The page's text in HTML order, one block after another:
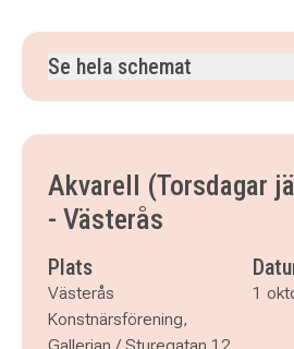
Se hela schemat
torsdag 29 oktober 2026
torsdag 12 november 2026
torsdag 26 november 2026
Akvarell (Torsdagar
- Västerås
Plats
Västerås
Konstnärsförening,
1